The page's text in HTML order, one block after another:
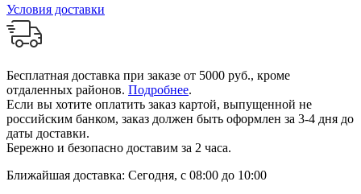
Условия доставки
Бесплатная доставка при заказе от 5000 руб., кроме
отдаленных районов. Подробнее.
Если вы хотите оплатить заказ картой, выпущенной не
российским банком, заказ должен быть оформлен за 3-4 дня до
даты доставки.
Бережно и безопасно доставим за 2 часа.
Ближайшая доставка: Сегодня, с 08:00 до 10:00